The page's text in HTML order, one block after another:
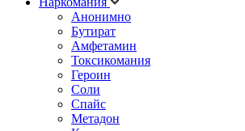
Анонимно
Бутират
Амфетамин
Токсикомания
Героин
Соли
Спайс
Метадон